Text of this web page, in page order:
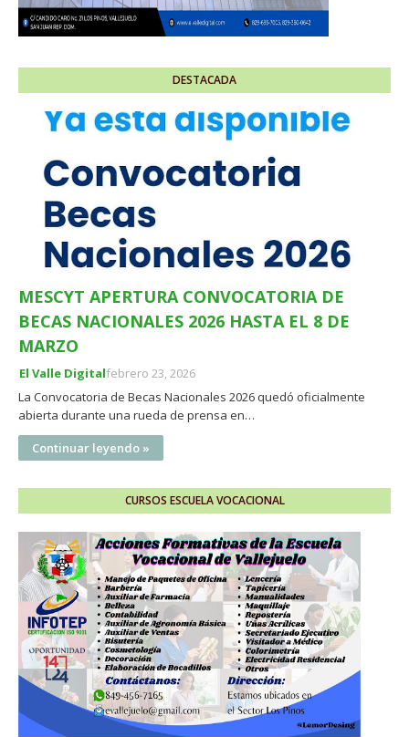
DESTACADA
MESCYT APERTURA CONVOCATORIA DE
BECAS NACIONALES 2026 HASTA EL 8 DE
MARZO
El Valle Digitalfebrero 23, 2026
La Convocatoria de Becas Nacionales 2026 quedó oficialmente
abierta durante una rueda de prensa en…
Continuar leyendo »
CURSOS ESCUELA VOCACIONAL